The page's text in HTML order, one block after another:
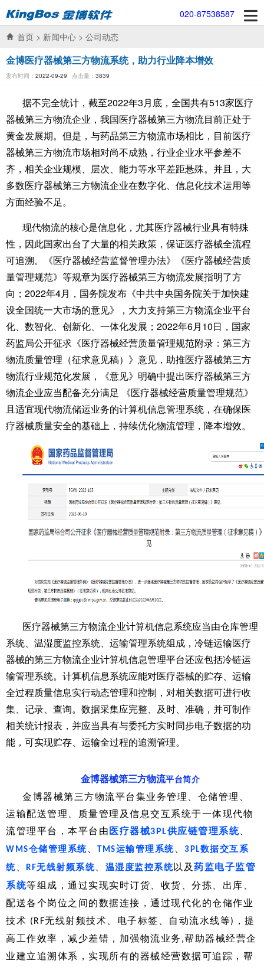
020-87538587
首页 > 新闻中心 > 公司动态
金博医疗器械第三方物流系统，助力行业降本增效
发布时间： 2022-09-29 点击量： 3839
据不完全统计，截至2022年3月底，全国共有513家医疗
器械第三方物流企业，我国医疗器械第三方物流目前正处于
黄金发展期。但是，与药品第三方物流市场相比，目前医疗
器械第三方物流市场相对尚不成熟，行业企业水平参差不
齐，相关企业规模、层次、能力等水平差距悬殊。并且，大
多数医疗器械第三方物流企业在数字化、信息化技术运用等
方面经验不足。
现代物流的核心是信息化，尤其医疗器械行业具有特殊
性，因此国家出台了大量的相关政策，保证医疗器械全流程
可追溯。《医疗器械经营监督管理办法》《医疗器械经营质
量管理规范》等规章为医疗器械第三方物流发展指明了方
向；2022年4月，国务院发布《中共中央国务院关于加快建
设全国统一大市场的意见》，大力支持第三方物流企业平台
化、数智化、创新化、一体化发展；2022年6月10日，国家
药监局公开征求《医疗器械经营质量管理规范附录：第三方
物流质量管理（征求意见稿）》意见，助推医疗器械第三方
物流行业规范化发展，《意见》明确中提出医疗器械第三方
物流企业应当配备充分满足 《医疗器械经营质量管理规范》
且适宜现代物流储运业务的计算机信息管理系统，在确保医
疗器械质量安全的基础上，持续优化物流管理，降本增效。
医疗器械第三方物流企业计算机信息系统应当由仓库管理
系统、温湿度监控系统、运输管理系统组成，冷链运输医疗
器械的第三方物流企业计算机信息管理平台还应包括冷链运
输管理系统。计算机信息系统应能对医疗器械的贮存、运输
全过程质量信息实行动态管理和控制，对相关数据可进行收
集、记录、查询。数据采集应完整、及时、准确，并可制作
相关统计报表，并应当具有与委托方实时同步电子数据的功
能，可实现贮存、运输全过程的追溯管理。
金博器械第三方物流平台简介
金博器械第三方物流平台集业务管理、仓储管理、
运输配送管理、质量管理及信息交互系统于一体现代物
流管理平台，本平台由 医疗器械3PL供应链管理系统
WMS仓储管理系统 TMS运输管理系统 3PL数据交互系
统
RF无线射频系统 温湿度监控系统 以及 药监电子监管
系统等组成，通过实现实时订货、收货、分拣、出库、
配送各个岗位之间的数据连接，通过现代化的仓储作业
技术 (RF无线射频技术、电子标签、自动流水线等)
，提
高工作效率，减少差错，加强物流业务 ,帮助器械经营企
业建立追溯体系，实现所有的器械经营数据可追踪，帮